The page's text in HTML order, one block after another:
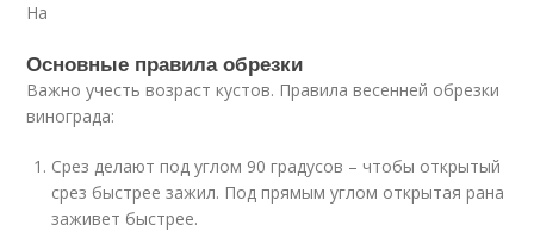
На
Основные правила обрезки
Важно учесть возраст кустов. Правила весенней обрезки
винограда:
Срез делают под углом 90 градусов – чтобы открытый
срез быстрее зажил. Под прямым углом открытая рана
заживет быстрее.